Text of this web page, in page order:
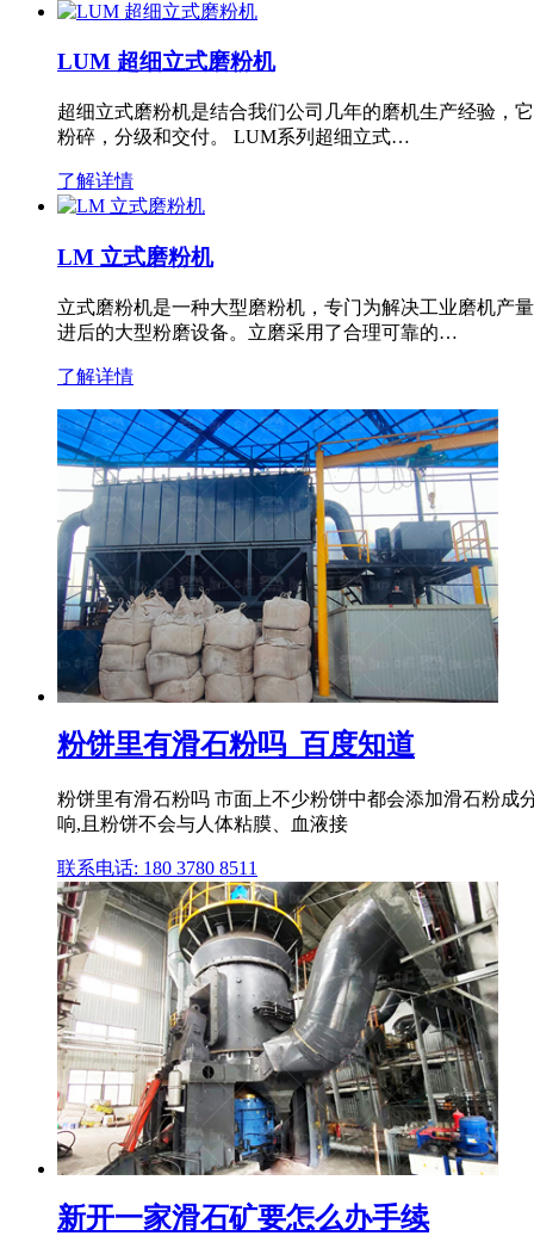
LUM 超细立式磨粉机
超细立式磨粉机是结合我们公司几年的磨机生产经验，
粉碎，分级和交付。 LUM系列超细立式…
了解详情
LM 立式磨粉机
立式磨粉机是一种大型磨粉机，专门为解决工业磨机产
进后的大型粉磨设备。立磨采用了合理可靠的…
了解详情
粉饼里有滑石粉吗_百度知道
粉饼里有滑石粉吗 市面上不少粉饼中都会添加滑石粉
响,且粉饼不会与人体粘膜、血液接
联系电话: 180 3780 8511
新开一家滑石矿要怎么办手续